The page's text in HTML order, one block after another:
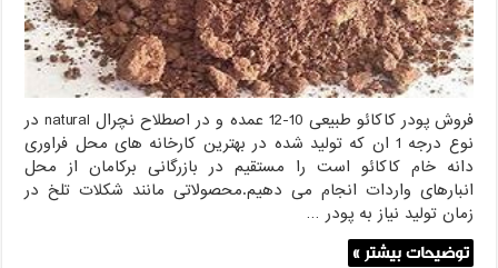
فروش پودر کاکائو طبیعی 10-12 عمده و در اصطلاح نچرال natural در
نوع درجه 1 ان که تولید شده در بهترین کارخانه های محل فراوری
دانه خام کاکائو است را مستقیم در بازرگانی برکامان از محل
انبارهای واردات انجام می دهیم.محصولاتی مانند شکلات تلخ در
زمان تولید نیاز به پودر …
توضیحات بیشتر »